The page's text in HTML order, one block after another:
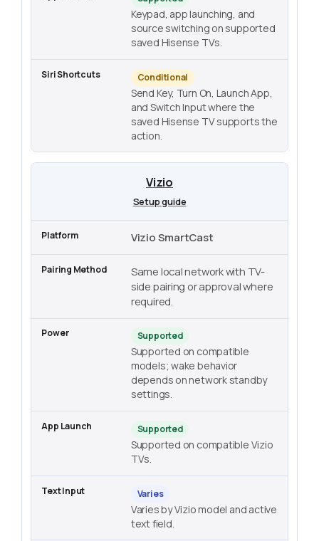
Keypad, app launching, and
source switching on supported
saved Hisense TVs.
Conditional
Send Key, Turn On, Launch App,
and Switch Input where the
saved Hisense TV supports the
action.
Vizio
Setup guide
Vizio SmartCast
Same local network with TV-
side pairing or approval where
required.
Supported
Supported on compatible
models; wake behavior
depends on network standby
settings.
Supported
Supported on compatible Vizio
TVs.
Varies
Varies by Vizio model and active
text field.